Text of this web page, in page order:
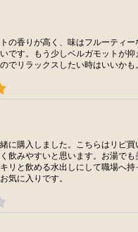
の香りが高く、味はフルーティー
です。もう少しベルガモットが抑
でリラックスしたい時はいいかも。
に購入しました。こちらはリピ買
飲みやすいと思います。お湯で
リと飲める水出しにして職場へ持
気に入りです。